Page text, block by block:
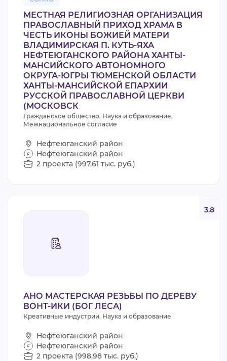
МЕСТНАЯ РЕЛИГИОЗНАЯ ОРГАНИЗАЦИЯ
ПРАВОСЛАВНЫЙ ПРИХОД ХРАМА В
ЧЕСТЬ ИКОНЫ БОЖИЕЙ МАТЕРИ
ВЛАДИМИРСКАЯ П. КУТЬ-ЯХА
НЕФТЕЮГАНСКОГО РАЙОНА ХАНТЫ-
МАНСИЙСКОГО АВТОНОМНОГО
ОКРУГА-ЮГРЫ ТЮМЕНСКОЙ ОБЛАСТИ
ХАНТЫ-МАНСИЙСКОЙ ЕПАРХИИ
РУССКОЙ ПРАВОСЛАВНОЙ ЦЕРКВИ
(МОСКОВСК
Гражданское общество, Наука и образование,
Межнациональное согласие
Нефтеюганский район
Нефтеюганский район
2 проекта (997,61 тыс. руб.)
3.8
АНО МАСТЕРСКАЯ РЕЗЬБЫ ПО ДЕРЕВУ
ВОНТ-ИКИ (БОГ ЛЕСА)
Креативные индустрии, Наука и образование
Нефтеюганский район
Нефтеюганский район
2 проекта (998,98 тыс. руб.)